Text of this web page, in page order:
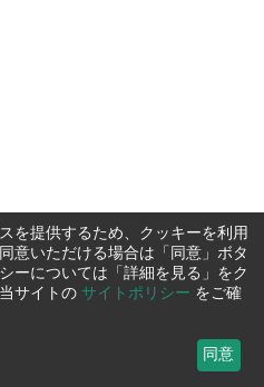
を提供するため、クッキーを利用
意いただける場合は「同意」ボタ
ーについては「詳細を見る」をク
サイトの サイトポリシー をご確
同意